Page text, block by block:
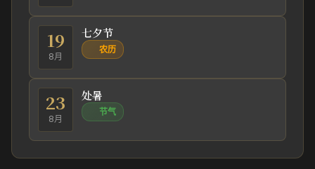
19
8月
七夕节
农历
23
8月
处暑
节气